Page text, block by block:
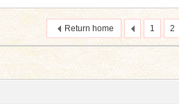
1 2
Return home